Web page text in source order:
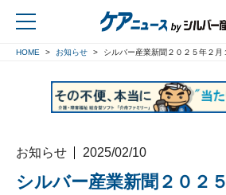
HOME お知らせ シルバー産業新聞２０２５年２月
お知らせ 2025/02/10
シルバー産業新聞２０２